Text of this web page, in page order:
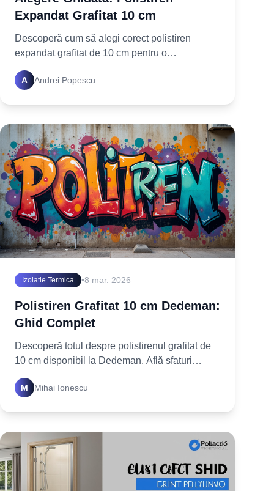
Expandat Grafitat 10 cm
Descoperă cum să alegi corect polistiren
expandat grafitat de 10 cm pentru o
cea mai bună investiție
A Andrei Popescu
Izolatie Termica •8 mar. 2026
Polistiren Grafitat 10 cm Dedeman:
Ghid Complet
Descoperă totul despre polistirenul grafitat de
10 cm disponibil la Dedeman. Află sfaturi
inteligent
M Mihai Ionescu